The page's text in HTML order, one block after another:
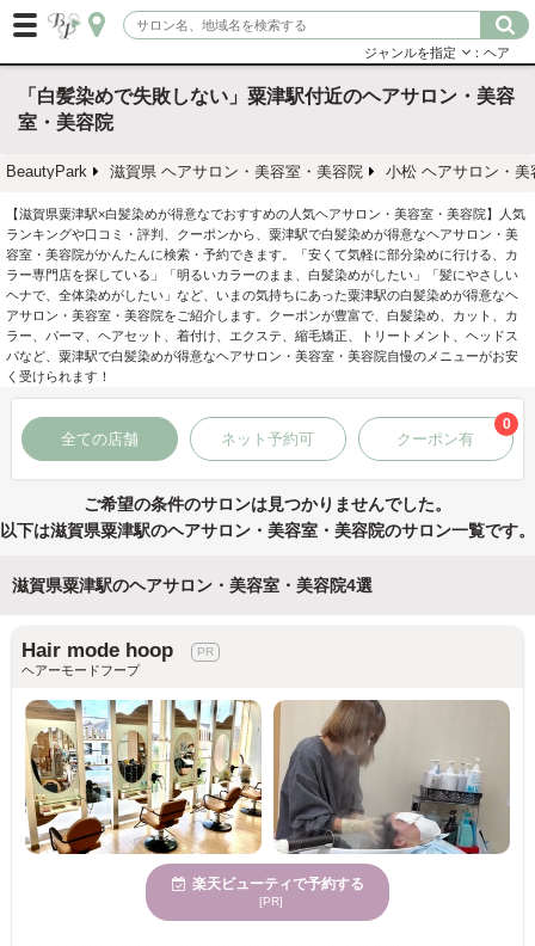
ジャンルを指定 ：ヘア
「白髪染めで失敗しない」粟津駅付近のヘアサロン・美容
室・美容院
BeautyPark 滋賀県 ヘアサロン・美容室・美容院 小松 ヘアサロン・美
【滋賀県粟津駅×白髪染めが得意なでおすすめの人気ヘアサロン・美容室・美容院】人気
ランキングや口コミ・評判、クーポンから、粟津駅で白髪染めが得意なヘアサロン・美
容室・美容院がかんたんに検索・予約できます。「安くて気軽に部分染めに行ける、カ
ラー専門店を探している」「明るいカラーのまま、白髪染めがしたい」「髪にやさしい
ヘナで、全体染めがしたい」など、いまの気持ちにあった粟津駅の白髪染めが得意なヘ
アサロン・美容室・美容院をご紹介します。クーポンが豊富で、白髪染め、カット、カ
ラー、パーマ、ヘアセット、着付け、エクステ、縮毛矯正、トリートメント、ヘッドス
パなど、粟津駅で白髪染めが得意なヘアサロン・美容室・美容院自慢のメニューがお安
く受けられます！
全ての店舗 ネット予約可 クーポン有
0
ご希望の条件のサロンは見つかりませんでした。
以下は滋賀県粟津駅のヘアサロン・美容室・美容院のサロン一覧です。
滋賀県粟津駅のヘアサロン・美容室・美容院4選
Hair mode hoop
ヘアーモードフープ
楽天ビューティで予約する
[PR]